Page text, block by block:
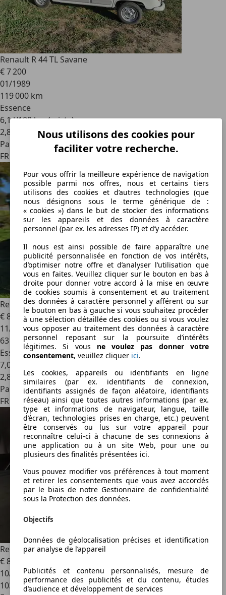
Renault R 44 TL Savane
€ 7 200
01/1989
119 000 km
Essence
6,1 l/100 km (mixte)
2,8
Particulier
FR 30700
Renault R 44 TL
€ 8 500
11/1983
63 634 km
Essence
7,0 l/100 km (mixte)
2,8
Particulier
FR 22960
Renault R 4112302 A
€ 8 990
10/1985
103 739 km
Nous utilisons des cookies pour
faciliter votre recherche.
Pour vous offrir la meilleure expérience de navigation
possible parmi nos offres, nous et certains tiers
utilisons des cookies et d’autres technologies (que
nous désignons sous le terme générique de :
« cookies ») dans le but de stocker des informations
sur les appareils et des données à caractère
personnel (par ex. les adresses IP) et d’y accéder.
Il nous est ainsi possible de faire apparaître une
publicité personnalisée en fonction de vos intérêts,
d’optimiser notre offre et d’analyser l’utilisation que
vous en faites. Veuillez cliquer sur le bouton en bas à
droite pour donner votre accord à la mise en œuvre
de cookies soumis à consentement et au traitement
des données à caractère personnel y afférent ou sur
le bouton en bas à gauche si vous souhaitez procéder
à une sélection détaillée des cookies ou si vous voulez
vous opposer au traitement des données à caractère
personnel reposant sur la poursuite d’intérêts
légitimes. Si vous ne voulez pas donner votre
consentement, veuillez cliquer ici.
Les cookies, appareils ou identifiants en ligne
similaires (par ex. identifiants de connexion,
identifiants assignés de façon aléatoire, identifiants
réseau) ainsi que toutes autres informations (par ex.
type et informations de navigateur, langue, taille
d’écran, technologies prises en charge, etc.) peuvent
être conservés ou lus sur votre appareil pour
reconnaître celui-ci à chacune de ses connexions à
une application ou à un site Web, pour une ou
plusieurs des finalités présentées ici.
Vous pouvez modifier vos préférences à tout moment
et retirer les consentements que vous avez accordés
par le biais de notre Gestionnaire de confidentialité
sous la Protection des données.
Objectifs
Données de géolocalisation précises et identification
par analyse de l’appareil
Publicités et contenu personnalisés, mesure de
performance des publicités et du contenu, études
d’audience et développement de services